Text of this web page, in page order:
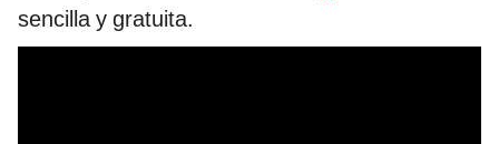
sencilla y gratuita.